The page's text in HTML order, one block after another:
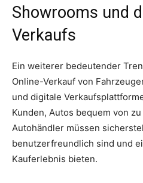
Showrooms und
Verkaufs
Ein weiterer bedeutender
Online-Verkauf von
und digitale
Kunden, Autos bequem von
Autohändler müssen
benutzerfreundlich sind und
Kauferlebnis bieten.